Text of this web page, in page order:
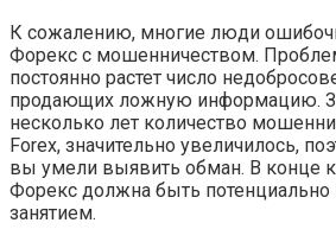
К сожалению, многие люди
Форекс с мошенничеством.
постоянно растет число
продающих ложную информацию.
несколько лет количество
Forex, значительно увеличилось,
вы умели выявить обман. В конце
Форекс должна быть
занятием.